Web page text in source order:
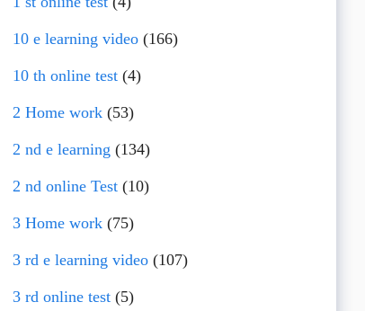
10 e learning video(166)
10 th online test(4)
2 Home work(53)
2 nd e learning (134)
2 nd online Test(10)
3 Home work(75)
3 rd e learning video(107)
3 rd online test(5)